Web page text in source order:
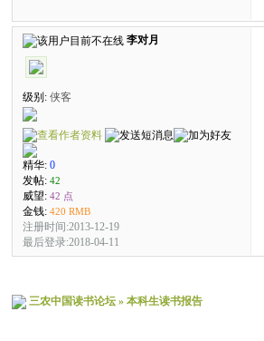
李对月
级别:侠客
精华:0
发帖:42
威望:42 点
金钱:420 RMB
注册时间:2013-12-19
最后登录:2018-04-11
三农中国读书论坛 »本科生读书报告